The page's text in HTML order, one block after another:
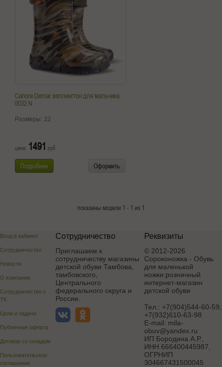
Сапоги Demar веллингтон для мальчика
0032 N
Размеры: 22
цена: 1491 руб.
Подробнее Оформить
показаны модели 1 - 1 из 1
Вход в кабинет
Сотрудничество
Новости
О компании
Сотрудничество с
ТК
Цели и задачи
Публичная оферта
Договор со складом
Пользовательское
соглашение
Сотрудничество
Приглашаем к
сотрудничеству магазины
детской обуви Тамбова,
тамбовского,
Центрального
федерального округа и
России.
Реквизиты
© 2012-2026
Сороконожка - Обувь
для маленькой
ножки:розничный
интернет-магазин
детской обуви
Тел.: +7(904)544-60-59;
+7(932)610-63-98
E-mail: mila-
obuv@yandex.ru
ИП Бородина А.Р.
ИНН 666400445987,
ОГРНИП
304667431500045